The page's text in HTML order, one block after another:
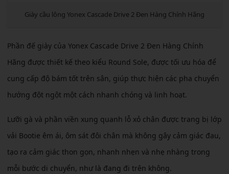
Giày cầu lông Yonex Cascade Drive 2 Đen Hàng Chính Hãng
Phần đế giày của Yonex Cascade Drive 2 Đen Hàng Chính
Hãng được thiết kế theo kiểu Round Sole, được tối ưu hóa để
cung cấp độ bám tốt trên sân, giúp thực hiện các pha chuyển
hướng đột ngột một cách nhanh chóng và linh hoạt.
Lưỡi gà và phần viền xung quanh lỗ xỏ chân được trang bị lớp
vải Bootie êm ái, ôm sát đôi chân mà không gây cảm giác đau,
tạo ra cảm giác thon gọn, nhanh nhẹn và nhẹ nhàng trong
mỗi bước di chuyển, như là đang đi trên không.